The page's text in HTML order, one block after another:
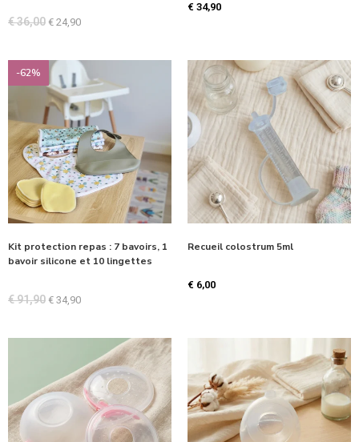
€36,00 € 24,90
€ 34,90
-62%
Kit protection repas : 7 bavoirs, 1
bavoir silicone et 10 lingettes
€91,90 € 34,90
Recueil colostrum 5ml
€ 6,00